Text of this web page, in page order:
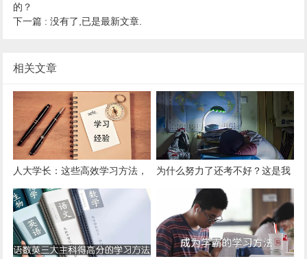
的？
下一篇 : 没有了,已是最新文章.
相关文章
人大学长：这些高效学习方法，
你一定要亲自尝试！
为什么努力了还考不好？这是我
见过最好的答案！